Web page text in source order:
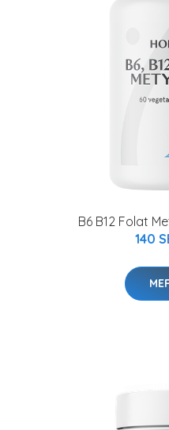
B6 B12 Folat
140